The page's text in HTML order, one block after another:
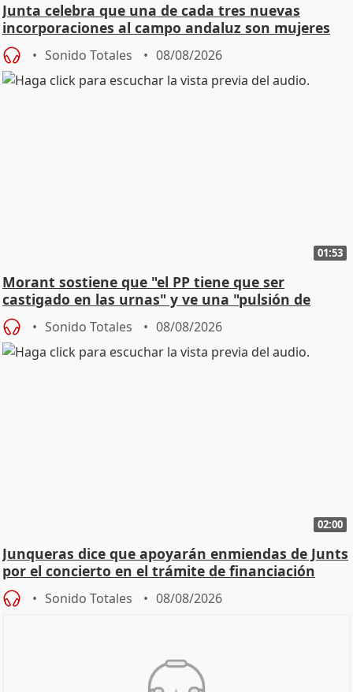
Junta celebra que una de cada tres nuevas
incorporaciones al campo andaluz son mujeres
jóvenes
Sonido Totales 08/08/2026
01:53
Morant sostiene que "el PP tiene que ser
castigado en las urnas" y ve una "pulsión de
cambio"
Sonido Totales 08/08/2026
02:00
Junqueras dice que apoyarán enmiendas de Junts
por el concierto en el trámite de financiación
Sonido Totales 08/08/2026